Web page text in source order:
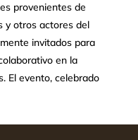
provenientes de
y otros actores del
invitados para
en la
El evento, celebrado